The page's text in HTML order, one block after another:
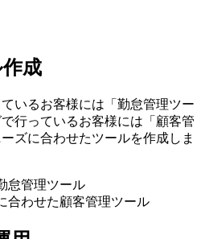
成
いるお客様には「勤怠管理ツー
行っているお客様には「顧客管
ズに合わせたツールを作成しま
怠管理ツール
合わせた顧客管理ツール